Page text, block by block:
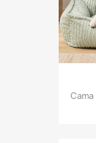
Cama